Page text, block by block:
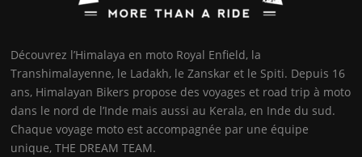
Découvrez l’Himalaya en moto Royal Enfield, la
Transhimalayenne, le Ladakh, le Zanskar et le Spiti. Depuis 16
ans, Himalayan Bikers propose des voyages et road trip à moto
dans le nord de l’Inde mais aussi au Kerala, en Inde du sud.
Chaque voyage moto est accompagnée par une équipe
unique, THE DREAM TEAM.